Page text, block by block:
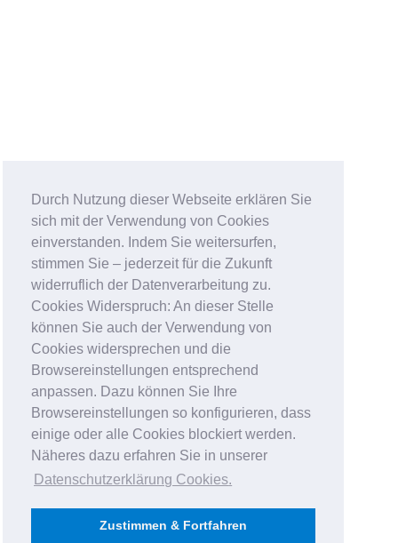
Durch Nutzung dieser Webseite erklären Sie
sich mit der Verwendung von Cookies
einverstanden. Indem Sie weitersurfen,
stimmen Sie – jederzeit für die Zukunft
widerruflich der Datenverarbeitung zu.
Cookies Widerspruch: An dieser Stelle
können Sie auch der Verwendung von
Cookies widersprechen und die
Browsereinstellungen entsprechend
anpassen. Dazu können Sie Ihre
Browsereinstellungen so konfigurieren, dass
einige oder alle Cookies blockiert werden.
Näheres dazu erfahren Sie in unserer
Datenschutzerklärung Cookies.
Zustimmen & Fortfahren